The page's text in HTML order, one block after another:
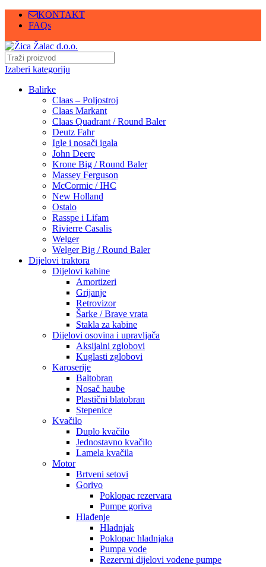
KONTAKT
FAQs
Izaberi kategoriju
Balirke
Claas – Poljostroj
Claas Markant
Claas Quadrant / Round Baler
Deutz Fahr
Igle i nosači igala
John Deere
Krone Big / Round Baler
Massey Ferguson
McCormic / IHC
New Holland
Ostalo
Rasspe i Lifam
Rivierre Casalis
Welger
Welger Big / Round Baler
Dijelovi traktora
Dijelovi kabine
Amortizeri
Grijanje
Retrovizor
Šarke / Brave vrata
Stakla za kabine
Dijelovi osovina i upravljača
Aksijalni zglobovi
Kuglasti zglobovi
Karoserije
Baltobran
Nosač haube
Plastični blatobran
Stepenice
Kvačilo
Duplo kvačilo
Jednostavno kvačilo
Lamela kvačila
Motor
Brtveni setovi
Gorivo
Poklopac rezervara
Pumpe goriva
Hlađenje
Hladnjak
Poklopac hladnjaka
Pumpa vode
Rezervni dijelovi vodene pumpe